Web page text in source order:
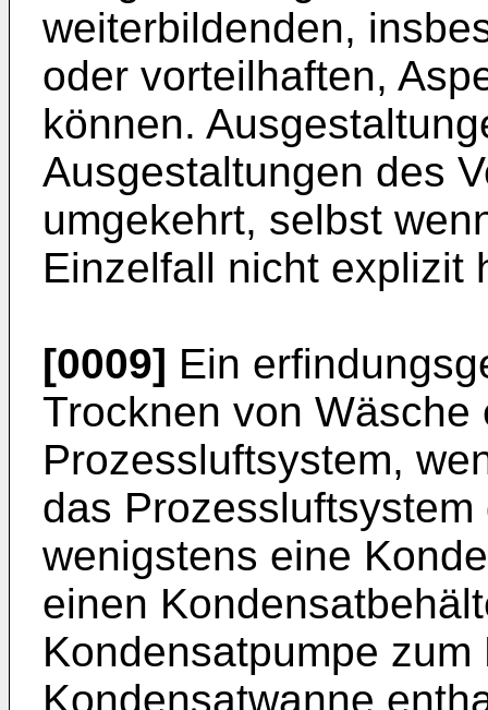
weiterbildenden,
oder vorteilhaften,
können.
Ausgestaltungen des
umgekehrt, selbst
Einzelfall nicht explizit
[0009] Ein
Trocknen von
Prozessluftsystem,
das
wenigstens eine
einen
Kondensatpumpe
Kondensatwanne